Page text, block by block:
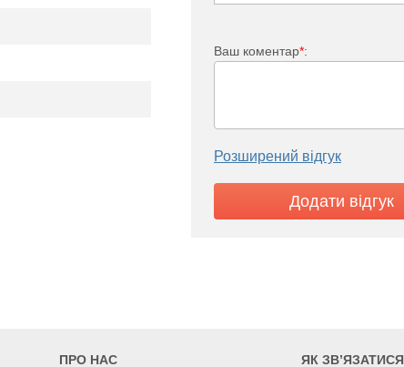
Ваш коментар*:
Розширений відгук
ПРО НАС ЯК ЗВ’ЯЗАТИСЯ